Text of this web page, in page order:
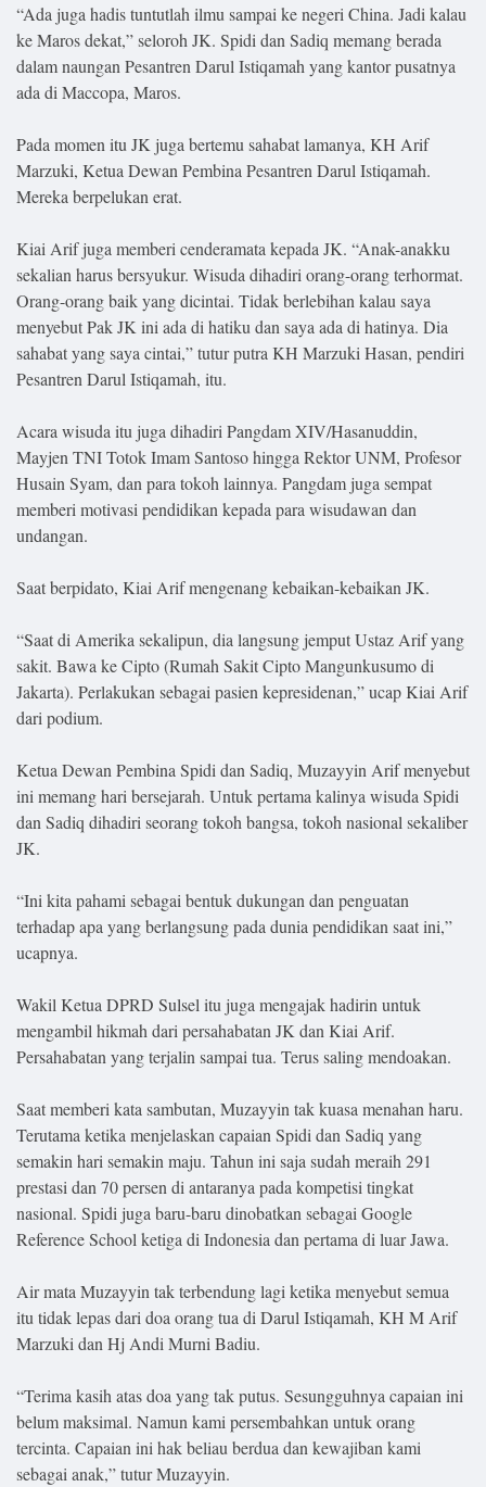
Djournalist.com
All
Right
“Ada juga hadis tuntutlah ilmu sampai ke negeri China. Jadi kalau
ke Maros dekat,” seloroh JK. Spidi dan Sadiq memang berada
dalam naungan Pesantren Darul Istiqamah yang kantor pusatnya
ada di Maccopa, Maros.
Pada momen itu JK juga bertemu sahabat lamanya, KH Arif
Marzuki, Ketua Dewan Pembina Pesantren Darul Istiqamah.
Mereka berpelukan erat.
Kiai Arif juga memberi cenderamata kepada JK. “Anak-anakku
sekalian harus bersyukur. Wisuda dihadiri orang-orang terhormat.
Orang-orang baik yang dicintai. Tidak berlebihan kalau saya
menyebut Pak JK ini ada di hatiku dan saya ada di hatinya. Dia
sahabat yang saya cintai,” tutur putra KH Marzuki Hasan, pendiri
Pesantren Darul Istiqamah, itu.
Acara wisuda itu juga dihadiri Pangdam XIV/Hasanuddin,
Mayjen TNI Totok Imam Santoso hingga Rektor UNM, Profesor
Husain Syam, dan para tokoh lainnya. Pangdam juga sempat
memberi motivasi pendidikan kepada para wisudawan dan
undangan.
Saat berpidato, Kiai Arif mengenang kebaikan-kebaikan JK.
“Saat di Amerika sekalipun, dia langsung jemput Ustaz Arif yang
sakit. Bawa ke Cipto (Rumah Sakit Cipto Mangunkusumo di
Jakarta). Perlakukan sebagai pasien kepresidenan,” ucap Kiai Arif
dari podium.
Ketua Dewan Pembina Spidi dan Sadiq, Muzayyin Arif menyebut
ini memang hari bersejarah. Untuk pertama kalinya wisuda Spidi
dan Sadiq dihadiri seorang tokoh bangsa, tokoh nasional sekaliber
JK.
“Ini kita pahami sebagai bentuk dukungan dan penguatan
terhadap apa yang berlangsung pada dunia pendidikan saat ini,”
ucapnya.
Wakil Ketua DPRD Sulsel itu juga mengajak hadirin untuk
mengambil hikmah dari persahabatan JK dan Kiai Arif.
Persahabatan yang terjalin sampai tua. Terus saling mendoakan.
Saat memberi kata sambutan, Muzayyin tak kuasa menahan haru.
Terutama ketika menjelaskan capaian Spidi dan Sadiq yang
semakin hari semakin maju. Tahun ini saja sudah meraih 291
prestasi dan 70 persen di antaranya pada kompetisi tingkat
nasional. Spidi juga baru-baru dinobatkan sebagai Google
Reference School ketiga di Indonesia dan pertama di luar Jawa.
Air mata Muzayyin tak terbendung lagi ketika menyebut semua
itu tidak lepas dari doa orang tua di Darul Istiqamah, KH M Arif
Marzuki dan Hj Andi Murni Badiu.
“Terima kasih atas doa yang tak putus. Sesungguhnya capaian ini
belum maksimal. Namun kami persembahkan untuk orang
tercinta. Capaian ini hak beliau berdua dan kewajiban kami
sebagai anak,” tutur Muzayyin.